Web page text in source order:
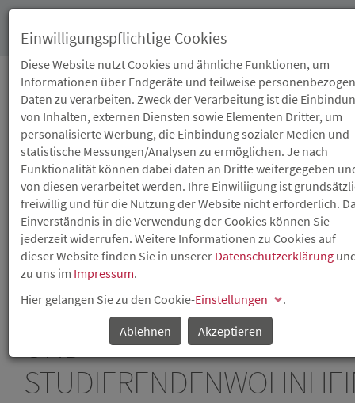
07.01.2016
ISB-DARLEHEN
MIETWOHNUNGEN
TILGUNGSZUSCHÜSSE
FÜR
MIETWOHNUNGSBAU,
WOHNGEMEINSCHAFTEN
UND
Einwilligungspflichtige Cookies
Diese Website nutzt Cookies und ähnliche Funktionen, um
Informationen über Endgeräte und teilweise
Daten zu verarbeiten. Zweck der Verarbeitung ist die
von Inhalten, externen Diensten sowie Elementen Dritter, um
personalisierte Werbung, die Einbindung sozialer Medien und
statistische Messungen/Analysen zu ermöglichen. Je nach
Funktionalität können dabei daten an Dritte weitergegeben
von diesen verarbeitet werden. Ihre Einwiliigung ist
freiwillig und für die Nutzung der Website nicht erforderlich.
Einverständnis in die Verwendung der Cookies können Sie
jederzeit widerrufen. Weitere Informationen zu Cookies auf
dieser Website finden Sie in unserer Datenschutzerklärung
zu uns im Impressum.
Hier gelangen Sie zu den Cookie-Einstellungen
.
Ablehnen
Akzeptieren